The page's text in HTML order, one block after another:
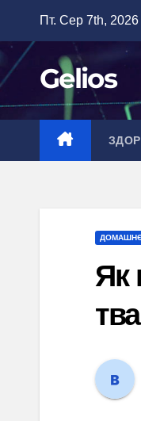
вмісту
Пт. Сер 7th, 2026
Gelios
Як